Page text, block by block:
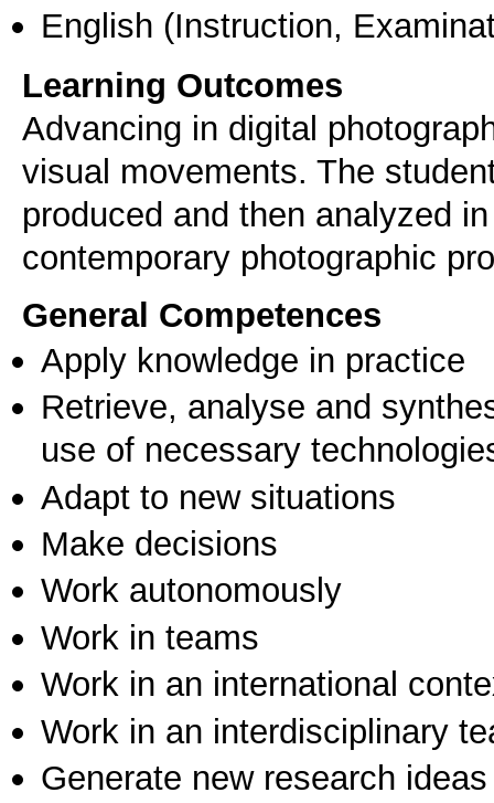
English (Instruction,
Learning Outcomes
Advancing in digital
visual movements. The
produced and then analyzed
contemporary photographic
General Competences
Apply knowledge in practice
Retrieve, analyse and
use of necessary
Adapt to new situations
Make decisions
Work autonomously
Work in teams
Work in an international
Work in an interdisciplinary
Generate new research ideas